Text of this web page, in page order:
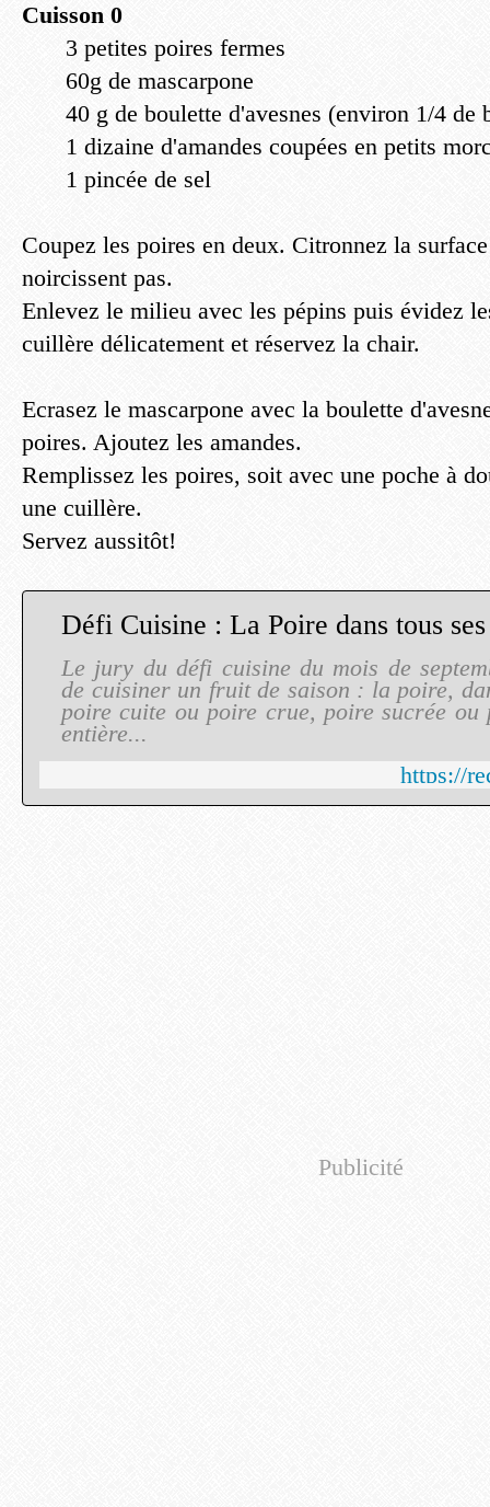
Cuisson 0
3 petites poires fermes
60g de mascarpone
40 g de boulette d'avesnes (environ 1/4 de
1 dizaine d'amandes coupées en petits
1 pincée de sel
Coupez les poires en deux. Citronnez la
noircissent pas.
Enlevez le milieu avec les pépins puis évidez
cuillère délicatement et réservez la chair.
Ecrasez le mascarpone avec la boulette
poires. Ajoutez les amandes.
Remplissez les poires, soit avec une poche à
une cuillère.
Servez aussitôt!
Défi Cuisine : La Poire dans tous ses
Le jury du défi cuisine du mois de
de cuisiner un fruit de saison : la poire,
poire cuite ou poire crue, poire sucrée ou
entière...
https://
Publicité